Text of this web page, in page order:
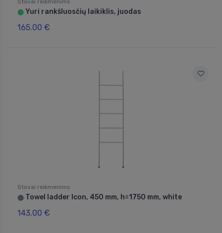
Stovai reikmenims
⬤ Yuri rankšluosčių laikiklis, juodas
165.00 €
Stovai reikmenims
⬤ Towel ladder Icon, 450 mm, h=1750 mm, white
143.00 €